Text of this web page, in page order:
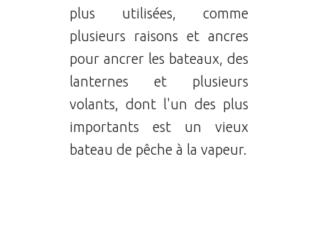
plus utilisées, comme
plusieurs raisons et ancres
pour ancrer les bateaux, des
lanternes et plusieurs
volants, dont l'un des plus
importants est un vieux
bateau de pêche à la vapeur.